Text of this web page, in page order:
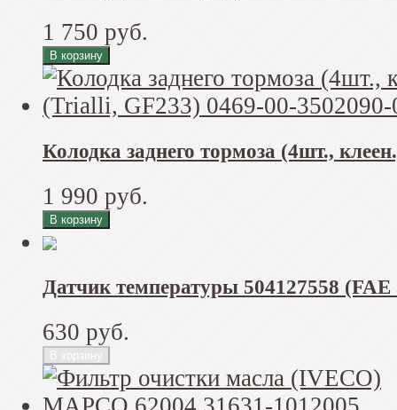
1 750 руб.
Колодка заднего тормоза (4шт.,
1 990 руб.
Датчик температуры 504127558
630 руб.